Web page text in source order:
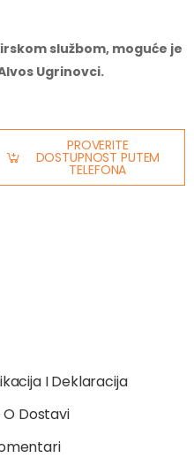
službom, moguće je
Ugrinovci.
PROVERITE
DOSTUPNOST PUTEM
TELEFONA
I Deklaracija
Dostavi